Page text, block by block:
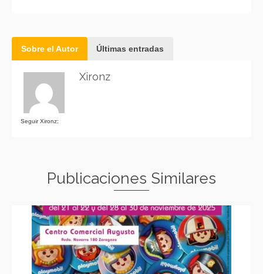
Sobre el Autor Últimas entradas
Seguir Xironz:
Xironz
Publicaciones Similares